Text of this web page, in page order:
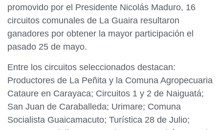
promovido por el Presidente Nicolás Maduro, 16
circuitos comunales de La Guaira resultaron
ganadores por obtener la mayor participación el
pasado 25 de mayo.
Entre los circuitos seleccionados destacan:
Productores de La Peñita y la Comuna Agropecuaria
Cataure en Carayaca; Circuitos 1 y 2 de Naiguatá;
San Juan de Caraballeda; Urimare; Comuna
Socialista Guaicamacuto; Turística 28 de Julio;